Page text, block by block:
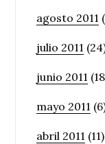
agosto 2011
julio 2011
junio 2011
mayo 2011
abril 2011 (11)